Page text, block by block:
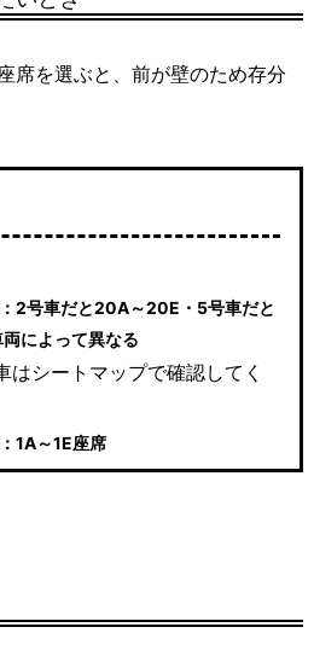
席を選ぶと、前が壁のため存分
2号車だと20A～20E・5号車だと
によって異なる
シートマップで確認してく
1A～1E座席